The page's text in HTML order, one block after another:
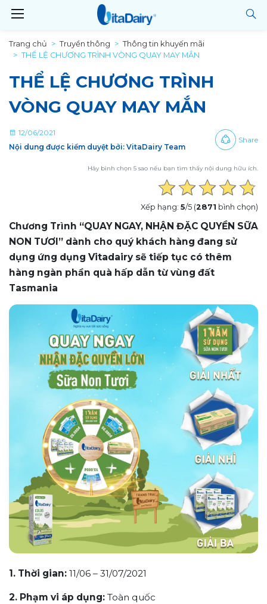
Trang chủ Truyền thông
Thông tin khuyến mãi
THỂ LỆ CHƯƠNG TRÌNH VÒNG QUAY MAY MẮN
THỂ LỆ CHƯƠNG TRÌNH
VÒNG QUAY MAY MẮN
12/06/2021
Nội dung được kiểm duyệt bởi: VitaDairy Team
Share
Hãy bình chọn 5 sao nếu bạn tìm thấy nội dung hữu ích.
Xếp hạng: 5/5 (2871 bình chọn)
Chương Trình “QUAY NGAY, NHẬN ĐẶC QUYỀN SỮA
NON TƯƠI” dành cho quý khách hàng đang sử
dụng ứng dụng Vitadairy sẽ tiếp tục có thêm
hàng ngàn phần quà hấp dẫn từ vùng đất
Tasmania
1. Thời gian: 11/06 – 31/07/2021
2. Phạm vi áp dụng: Toàn quốc